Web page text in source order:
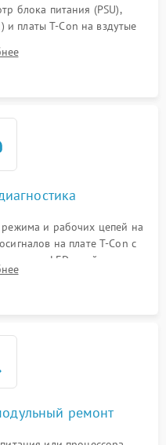
блока питания (PSU),
и платы T-Con на вздутые
и целостности шлейфов.
и рабочих цепей на
на плате T-Con с
LED-драйвера и
мультиметром.
ремонт